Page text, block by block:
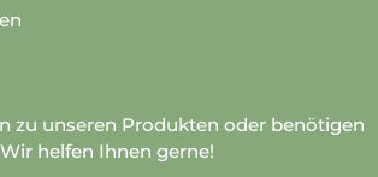
zu unseren Produkten oder benötigen
helfen Ihnen gerne!